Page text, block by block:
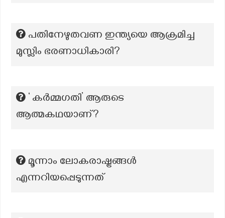
പതിനേഴുതവണ ഇന്ത്യയെ ആക്രമിച്ച
മുസ്ലിം ഭരണാധികാരി?
‘ കർമ്മഗതി’ ആരുടെ
ആത്മകഥയാണ്?
മൂന്നാം ലോകരാഷ്ട്രങ്ങൾ
എന്നറിയപ്പെടുന്നത്